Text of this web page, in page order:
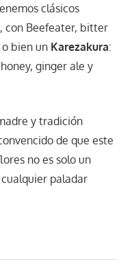
clásicos
, con Beefeater, bitter
bien un Karezakura:
ginger ale y
y tradición
de que este
no es solo un
paladar